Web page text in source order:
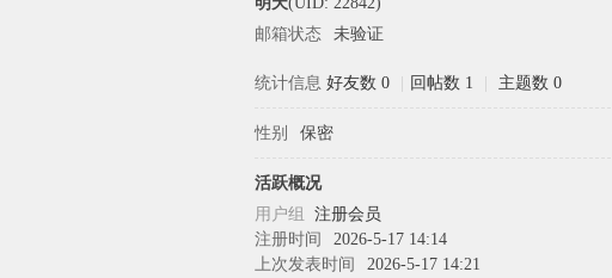
邮箱状态
未验证
统计信息 好友数 0 回帖数 1 主题数 0
性别 保密
活跃概况
用户组 注册会员
注册时间
2026-5-17 14:14
上次发表时间
2026-5-17 14:21